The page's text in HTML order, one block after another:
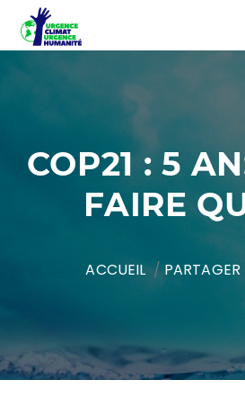
COP21 : 5
FAIRE
ACCUEIL PARTAGER